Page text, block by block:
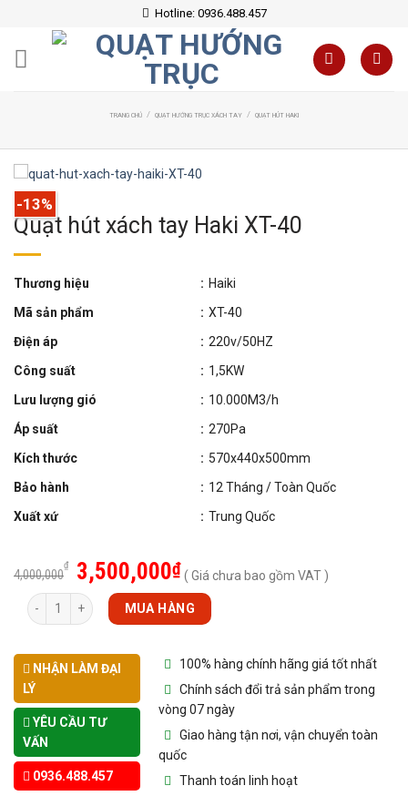
content
Hotline: 0936.488.457
TRANG CHỦ / QUẠT HƯỚNG TRỤC XÁCH TAY / QUẠT HÚT HAKI
-13%
Quạt hút xách tay Haki XT-40
Thương hiệu : Haiki
Mã sản phẩm
: XT-40
Điện áp
: 220v/50HZ
Công suất
: 1,5KW
Lưu lượng gió
: 10.000M3/h
Áp suất
: 270Pa
Kích thước
: 570x440x500mm
Bảo hành
: 12 Tháng / Toàn Quốc
Xuất xứ
: Trung Quốc
4,000,000
₫ 3,500,000₫( Giá chưa bao gồm VAT )
Số lượng
MUA HÀNG
NHẬN LÀM ĐẠI
LÝ
YÊU CẦU TƯ
VẤN
0936.488.457
100% hàng chính hãng giá tốt nhất
Chính sách đổi trả sản phẩm trong
vòng 07 ngày
Giao hàng tận nơi, vận chuyển toàn
quốc
Thanh toán linh hoạt